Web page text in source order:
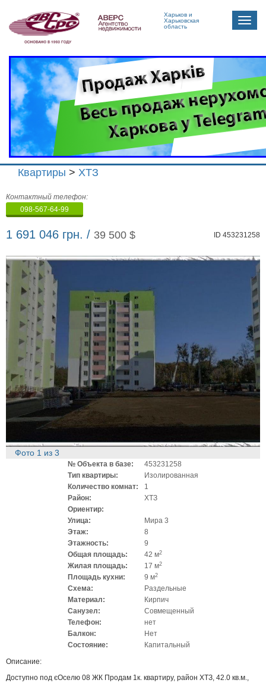
Харьков и
Харьковская
область
Toggle
Квартиры > ХТЗ
Агенство
недвижимости
"Аверс"
Контактный телефон:
098-567-64-99
1 691 046 грн. / 39 500 $ ID 453231258
Фото 1 из 3
№ Объекта в базе:
453231258
Тип квартиры:
Изолированная
Количество комнат:
1
Район:
ХТЗ
Ориентир:
Улица:
Мира 3
Этаж:
8
Этажность:
9
Общая площадь:
42 м2
Жилая площадь: 17 м2
Площадь кухни: 9 м2
Схема:
Раздельные
Материал:
Кирпич
Санузел:
Совмещенный
Телефон:
нет
Балкон:
Нет
Состояние:
Капитальный
Описание:
Доступно под єОселю 08 ЖК Продам 1к. квартиру, район ХТЗ, 42.0 кв.м.,